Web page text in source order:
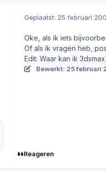
Geplaatst: 25 februari
Oke, als ik iets
Of als ik vragen heb,
Edit: Waar kan ik
Bewerkt: 25 februari
Reageren